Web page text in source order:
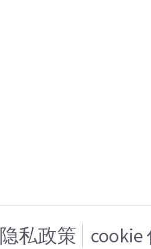
隐私政策 cookie